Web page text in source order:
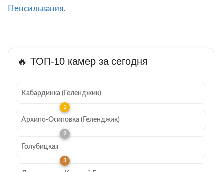
Пенсильвания.
🔥 ТОП-10 камер за сегодня
Кабардинка (Геленджик)
Архипо-Осиповка (Геленджик)
Голубицкая